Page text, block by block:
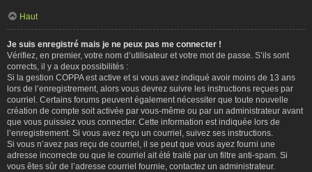
Haut
Je suis enregistré mais je ne peux pas me connecter !
Vérifiez, en premier, votre nom d’utilisateur et votre mot de passe. S’ils sont
corrects, il y a deux possibilités :
Si la gestion COPPA est active et si vous avez indiqué avoir moins de 13 ans
lors de l’enregistrement, alors vous devrez suivre les instructions reçues par
courriel. Certains forums peuvent également nécessiter que toute nouvelle
création de compte soit activée par vous-même ou par un administrateur avant
que vous puissiez vous connecter. Cette information est indiquée lors de
l’enregistrement. Si vous avez reçu un courriel, suivez ses instructions.
Si vous n’avez pas reçu de courriel, il se peut que vous ayez fourni une
adresse incorrecte ou que le courriel ait été traité par un filtre anti-spam. Si
vous êtes sûr de l’adresse courriel fournie, contactez un administrateur.